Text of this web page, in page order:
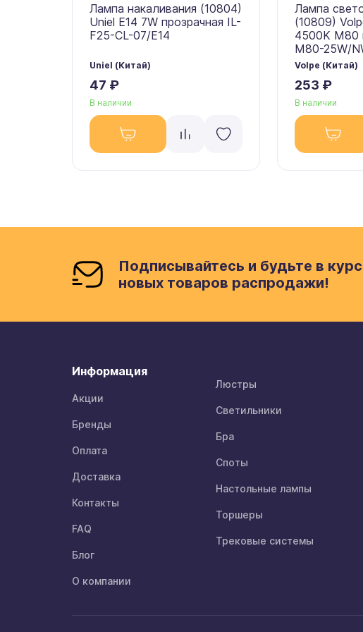
Лампа накаливания (10804)
Uniel E14 7W прозрачная IL-
F25-CL-07/E14
Uniel (Китай)
47 ₽
В наличии
Лампа
(10809)
4500K M80
M80-25W/
Volpe (Китай)
253 ₽
В наличии
Подписывайтесь и будьте в
новых товаров распродажи!
Информация
Акции
Бренды
Оплата
Доставка
Контакты
FAQ
Блог
О компании
Люстры
Светильники
Бра
Споты
Настольные лампы
Торшеры
Трековые системы